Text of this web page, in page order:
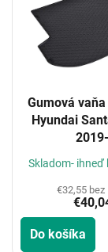
Gumová
Hyundai
2019-
Skladom- ihneď
€32,55 bez
Do košíka